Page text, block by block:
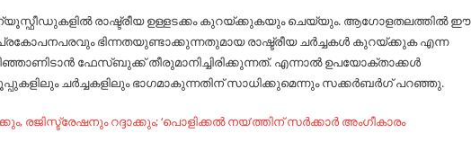
രാഷ്ട്രീയ ഉള്ളടക്കം കുറയ്ക്കുകയും ചെയ്യും. ആഗോളതലത്തിൽ ഈ
പ്രകോപനപരവും ഭിന്നതയുണ്ടാക്കുന്നതുമായ രാഷ്ട്രീയ ചർച്ചകൾ കുറയ്ക്കുക എന്ന
ഫേസ്ബുക്ക് തീരുമാനിച്ചിരിക്കുന്നത്. എന്നാൽ ഉപയോക്താക്കൾ
ചർച്ചകളിലും ഭാഗമാകുന്നതിന് സാധിക്കുമെന്നും സക്കർബർഗ് പറഞ്ഞു.
രജിസ്ട്രേഷനും റദ്ദാക്കും; ‘പൊളിക്കല്‍ നയ’ത്തിന് സര്‍ക്കാര്‍ അം​ഗീകാരം